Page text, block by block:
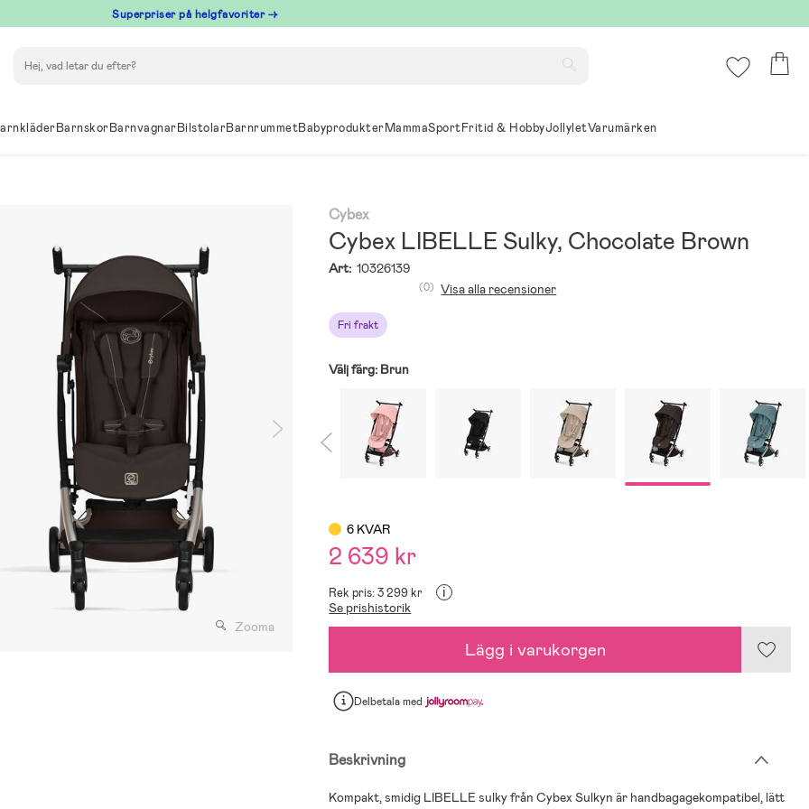
Superpriser på helgfavoriter →
BarnskorBarnvagnarBilstolarBarnrummetBabyprodukterMammaSportFritid & HobbyJollyletVarumärken
Zooma
Cybex
Cybex LIBELLE Sulky, Chocolate Brown
Art: 10326139
Fri frakt
(0) Visa alla recensioner
Välj färg: Brun
6 KVAR
2 639 kr
Rek pris: 3 299 kr i
Se prishistorik
Lägg i varukorgen
Delbetalamed
Beskrivning
Kompakt, smidig LIBELLE sulky från Cybex Sulkyn är handbagagekompatibel, lätt